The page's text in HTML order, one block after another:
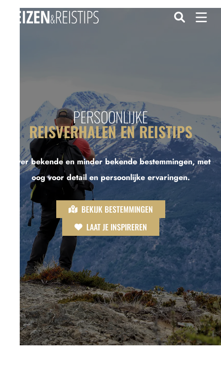
PERSOONLIJKE
REISVERHALEN EN REISTIPS
Over bekende en minder bekende bestemmingen, met
oog voor detail en persoonlijke ervaringen.
BEKIJK BESTEMMINGEN
LAAT JE INSPIREREN